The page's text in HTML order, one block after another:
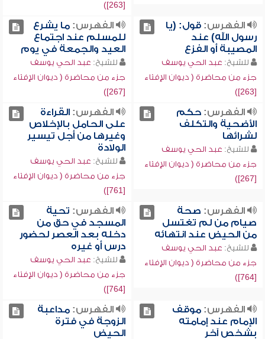
[263])
الفهرس:قول: (يا
رسول الله) عند
المصيبة أو الفزع
للشيخ: عبد الحي يوسف
جزء من محاضرة ( ديوان الإفتاء
[263])
الفهرس:ما يشرع
للمسلم عند اجتماع
العيد والجمعة في يوم
للشيخ: عبد الحي يوسف
جزء من محاضرة ( ديوان الإفتاء
[267])
الفهرس:حكم
الأضحية والتكلف
لشرائها
للشيخ: عبد الحي يوسف
جزء من محاضرة ( ديوان الإفتاء
[267])
الفهرس:القراءة
على الحامل بالإخلاص
وغيرها من أجل تيسير
الولادة
للشيخ: عبد الحي يوسف
جزء من محاضرة ( ديوان الإفتاء
[761])
الفهرس: صحة
صيام من لم تغتسل
من الحيض عند انتهائه
للشيخ: عبد الحي يوسف
جزء من محاضرة ( ديوان الإفتاء
[764])
الفهرس: تحية
المسجد في حق من
دخله بعد العصر لحضور
درس أو غيره
للشيخ: عبد الحي يوسف
جزء من محاضرة ( ديوان الإفتاء
[764])
الفهرس:موقف
الإمام عند إمامته
بشخص آخر
الفهرس:مداعبة
الزوجة في فترة
الحيض